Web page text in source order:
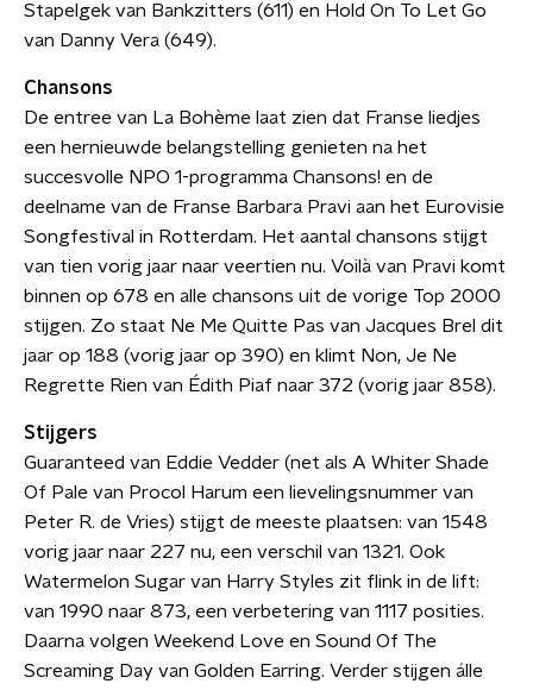
Stapelgek van Bankzitters (611) en Hold On To Let Go
van Danny Vera (649).
Chansons
De entree van La Bohème laat zien dat Franse liedjes
een hernieuwde belangstelling genieten na het
succesvolle NPO 1-programma Chansons! en de
deelname van de Franse Barbara Pravi aan het Eurovisie
Songfestival in Rotterdam. Het aantal chansons stijgt
van tien vorig jaar naar veertien nu. Voilà van Pravi komt
binnen op 678 en alle chansons uit de vorige Top 2000
stijgen. Zo staat Ne Me Quitte Pas van Jacques Brel dit
jaar op 188 (vorig jaar op 390) en klimt Non, Je Ne
Regrette Rien van Édith Piaf naar 372 (vorig jaar 858).
Stijgers
Guaranteed van Eddie Vedder (net als A Whiter Shade
Of Pale van Procol Harum een lievelingsnummer van
Peter R. de Vries) stijgt de meeste plaatsen: van 1548
vorig jaar naar 227 nu, een verschil van 1321. Ook
Watermelon Sugar van Harry Styles zit flink in de lift:
van 1990 naar 873, een verbetering van 1117 posities.
Daarna volgen Weekend Love en Sound Of The
Screaming Day van Golden Earring. Verder stijgen álle